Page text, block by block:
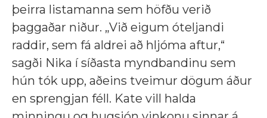
þeirra listamanna sem höfðu verið
þaggaðar niður. „Við eigum óteljandi
raddir, sem fá aldrei að hljóma aftur,“
sagði Nika í síðasta myndbandinu sem
hún tók upp, aðeins tveimur dögum áður
en sprengjan féll. Kate vill halda